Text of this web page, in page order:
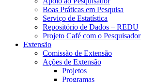
Boas Práticas em Pesquisa
Serviço de Estatística
Repositório de Dados – REDU
Projeto Café com o Pesquisador
Extensão
Comissão de Extensão
Ações de Extensão
Projetos
Programas